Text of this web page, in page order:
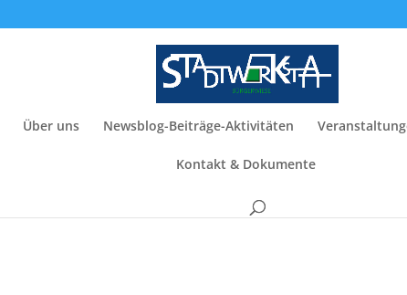
Über uns Newsblog-Beiträge-Aktivitäten
Kontakt & Dokumente